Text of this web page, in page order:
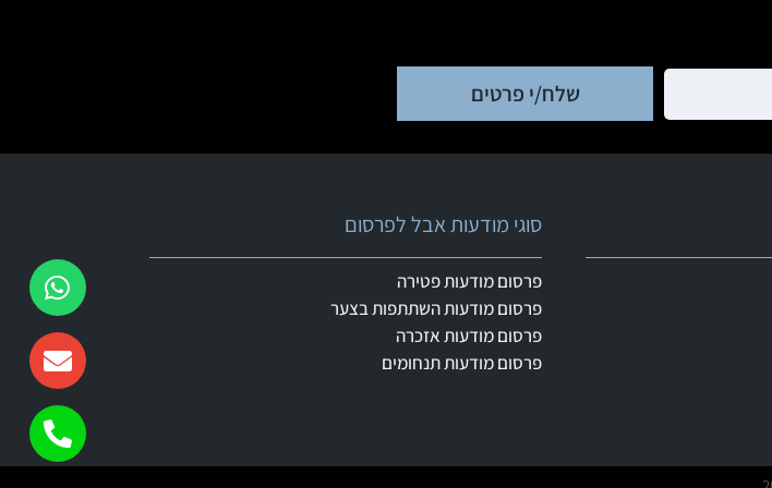
שלח/י פרטים
סוגי מודעות אבל לפרסום
פרסום מודעות פטירה
פרסום מודעות השתתפות בצער
פרסום מודעות אזכרה
פרסום מודעות תנחומים